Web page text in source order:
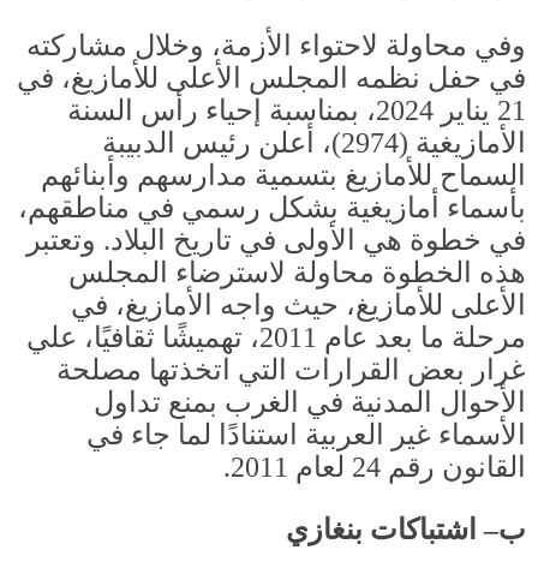
وفي محاولة لاحتواء الأزمة، وخلال مشاركته
في حفل نظمه المجلس الأعلى للأمازيغ، في
21 يناير 2024، بمناسبة إحياء رأس السنة
الأمازيغية (2974)
، أعلن رئيس الدبيبة
السماح للأمازيغ بتسمية مدارسهم وأبنائهم
بأسماء أمازيغية بشكل رسمي في مناطقهم،
في خطوة هي الأولى في تاريخ البلاد. وتعتبر
هذه الخطوة محاولة لاسترضاء المجلس
الأعلى للأمازيغ، حيث واجه الأمازيغ، في
مرحلة ما بعد عام 2011، تهميشًا ثقافيًا، علي
غرار بعض القرارات التي اتخذتها مصلحة
الأحوال المدنية في الغرب بمنع تداول
الأسماء غير العربية استنادًا لما جاء في
القانون رقم 24 لعام 2011.
ب– اشتباكات بنغازي